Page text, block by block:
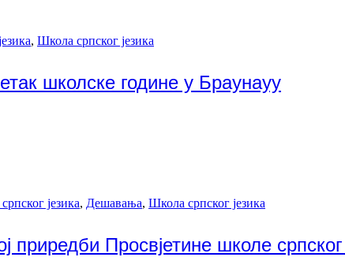
, Школа српског језика
школске године у Браунауу
језика, Дешавања, Школа српског језика
Просвјетине школе српског